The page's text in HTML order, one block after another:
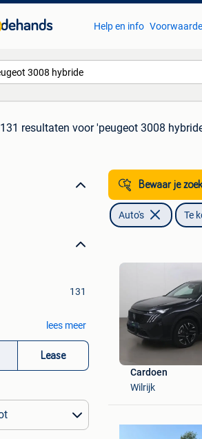
Help en info
131 resultaten voor 'peugeot 3008
131
lees meer
Lease
Bewaar je
Auto's Te
Cardoen
Wilrijk